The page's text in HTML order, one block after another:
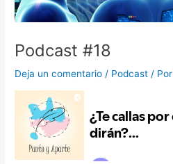
Podcast #18
Deja un comentario / Podcast / Por